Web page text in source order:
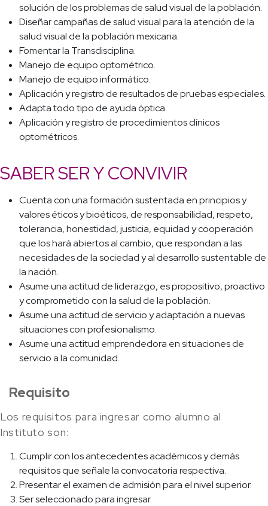
solución de los problemas de salud visual de la población.
Diseñar campañas de salud visual para la atención de la
salud visual de la población mexicana.
Fomentar la Transdisciplina.
Manejo de equipo optométrico.
Manejo de equipo informático.
Aplicación y registro de resultados de pruebas especiales.
Adapta todo tipo de ayuda óptica.
Aplicación y registro de procedimientos clínicos
optométricos.
SABER SER Y CONVIVIR
Cuenta con una formación sustentada en principios y
valores éticos y bioéticos, de responsabilidad, respeto,
tolerancia, honestidad, justicia, equidad y cooperación
que los hará abiertos al cambio, que respondan a las
necesidades de la sociedad y al desarrollo sustentable de
la nación.
Asume una actitud de liderazgo, es propositivo, proactivo
y comprometido con la salud de la población.
Asume una actitud de servicio y adaptación a nuevas
situaciones con profesionalismo.
Asume una actitud emprendedora en situaciones de
servicio a la comunidad.
Requisito
Los requisitos para ingresar como alumno al
Instituto son:
Cumplir con los antecedentes académicos y demás
requisitos que señale la convocatoria respectiva.
Presentar el examen de admisión para el nivel superior.
Ser seleccionado para ingresar.